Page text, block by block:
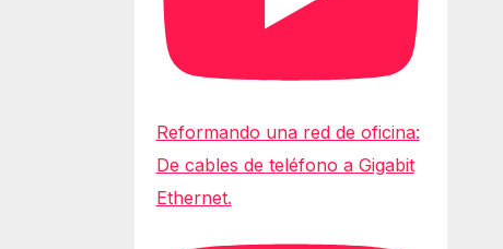
Reformando una red de oficina:
De cables de teléfono a Gigabit
Ethernet.